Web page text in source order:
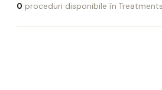
0 proceduri disponibile în